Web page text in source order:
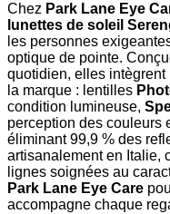
Chez Park Lane Eye
lunettes de soleil
les personnes
optique de pointe.
quotidien, elles intègrent
la marque : lentilles
condition lumineuse,
perception des couleurs
éliminant 99,9 % des
artisanalement en Italie,
lignes soignées au
Park Lane Eye Care
accompagne chaque